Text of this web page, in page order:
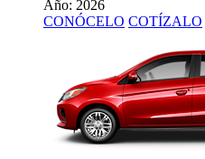
Año: 2026
CONÓCELO COTÍZALO